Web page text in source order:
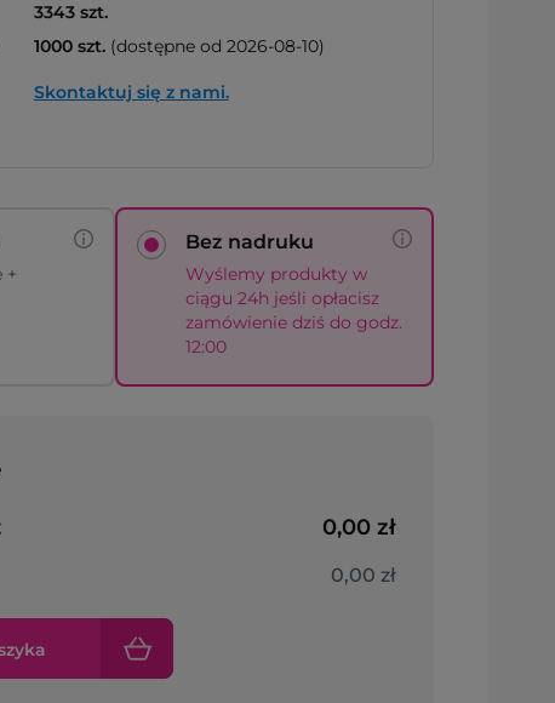
3343 szt.
1000 szt.(dostępne od 2026-08-10)
Skontaktuj się z nami.
+
Bez nadruku
Wyślemy produkty w
ciągu 24h jeśli opłacisz
zamówienie dziś do godz.
12:00
0,00 zł
0,00 zł